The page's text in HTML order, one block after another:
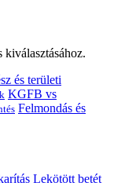
kiválasztásához.
és területi
KGFB vs
Felmondás és
Lekötött betét